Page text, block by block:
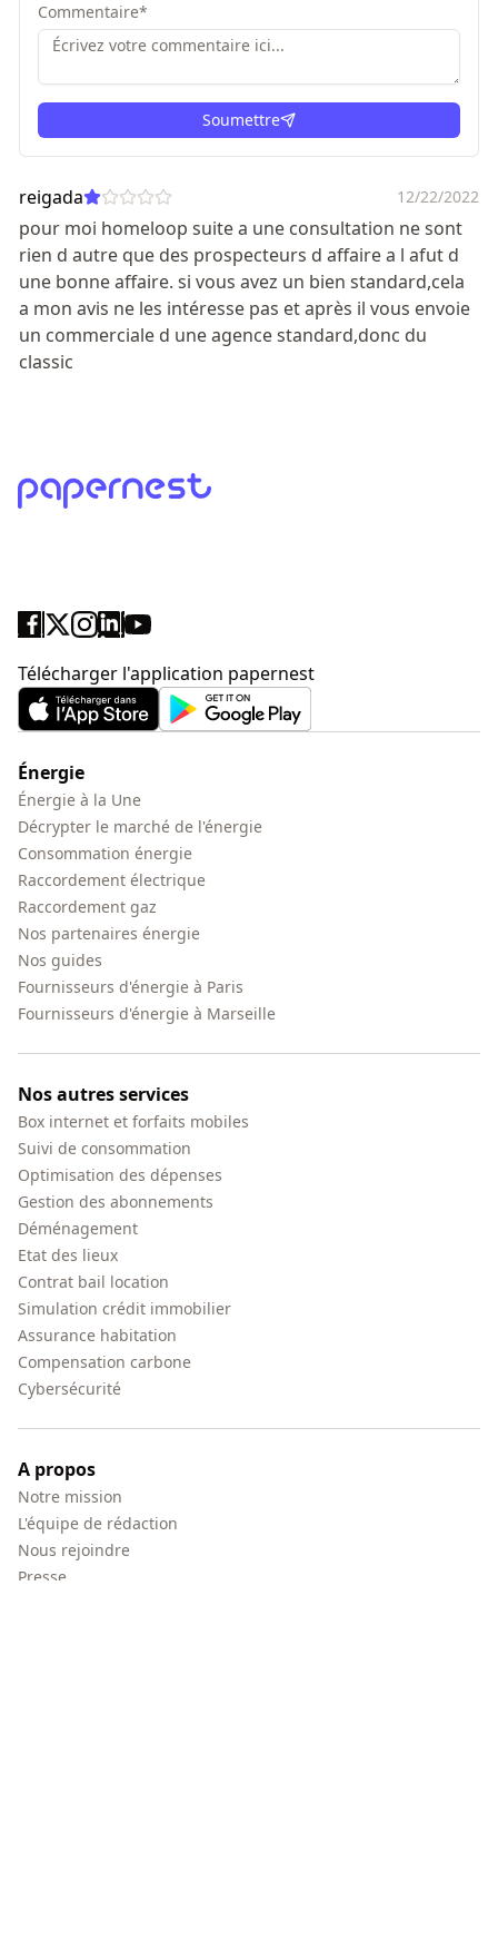
Commentaire*
Soumettre
reigada 12/22/2022
pour moi homeloop suite a une consultation ne sont
rien d autre que des prospecteurs d affaire a l afut d
une bonne affaire. si vous avez un bien standard,cela
a mon avis ne les intéresse pas et après il vous envoie
un commerciale d une agence standard,donc du
classic
Télécharger l'application papernest
Énergie
Énergie à la Une
Décrypter le marché de l'énergie
Consommation énergie
Raccordement électrique
Raccordement gaz
Nos partenaires énergie
Nos guides
Fournisseurs d'énergie à Paris
Fournisseurs d'énergie à Marseille
Nos autres services
Box internet et forfaits mobiles
Suivi de consommation
Optimisation des dépenses
Gestion des abonnements
Déménagement
Etat des lieux
Contrat bail location
Simulation crédit immobilier
Assurance habitation
Compensation carbone
Cybersécurité
A propos
Notre mission
L'équipe de rédaction
Nous rejoindre
Presse